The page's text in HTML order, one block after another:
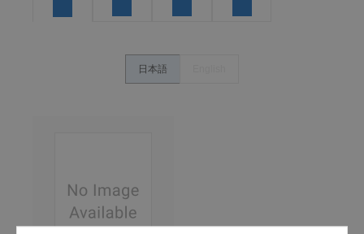
日本語